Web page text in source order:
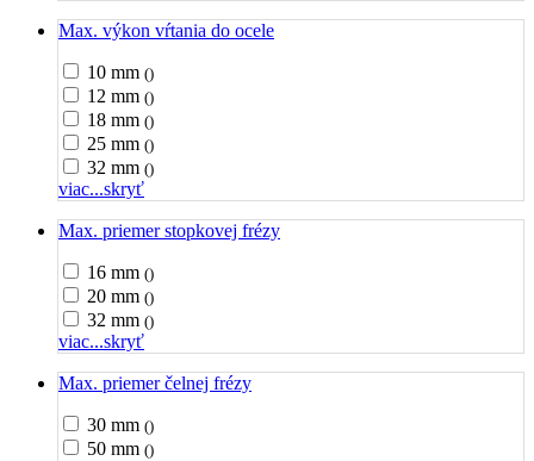
Max. výkon vŕtania do ocele
10 mm ()
12 mm ()
18 mm ()
25 mm ()
32 mm ()
viac...skryť
Max. priemer stopkovej frézy
16 mm ()
20 mm ()
32 mm ()
viac...skryť
Max. priemer čelnej frézy
30 mm ()
50 mm ()